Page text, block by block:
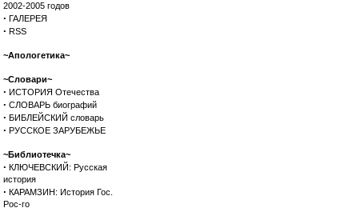
2002-2005 годов
· ГАЛЕРЕЯ
· RSS
~Апологетика~
~Словари~
· ИСТОРИЯ Отечества
· СЛОВАРЬ биографий
· БИБЛЕЙСКИЙ словарь
· РУССКОЕ ЗАРУБЕЖЬЕ
~Библиотечка~
· КЛЮЧЕВСКИЙ: Русская
история
· КАРАМЗИН: История Гос.
Рос-го